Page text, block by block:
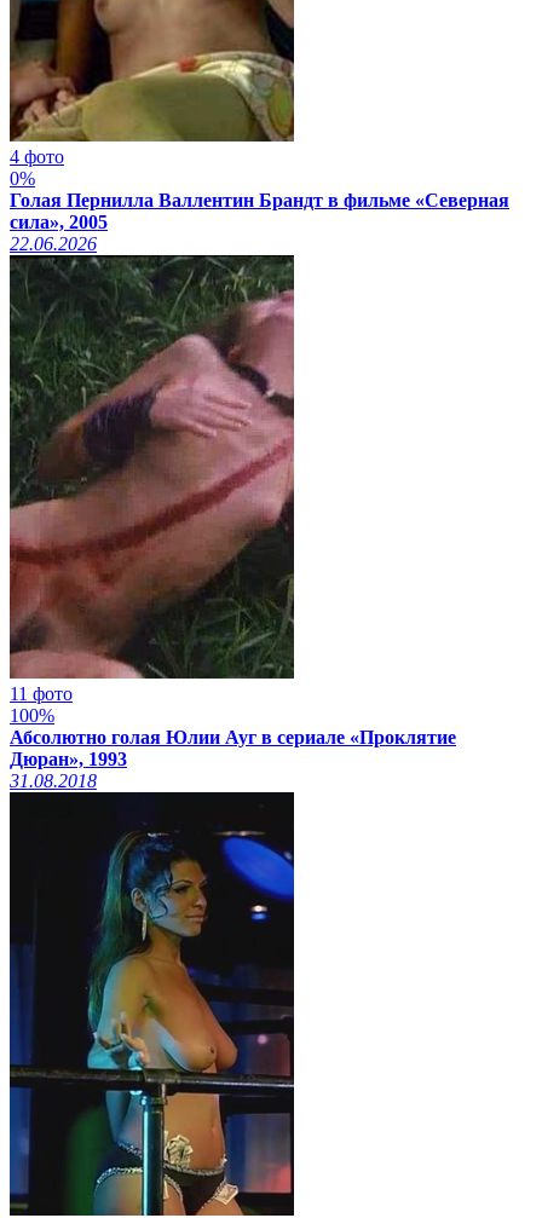
4 фото
0%
Голая Пернилла Валлентин Брандт в фильме «Северная
сила», 2005
22.06.2026
11 фото
100%
Абсолютно голая Юлии Ауг в сериале «Проклятие
Дюран», 1993
31.08.2018